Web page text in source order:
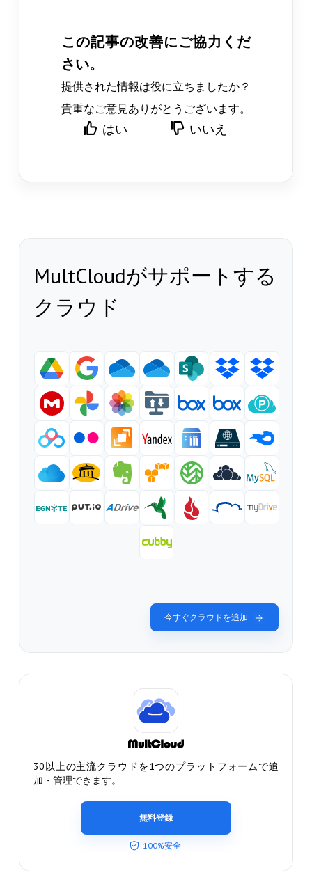
この記事の改善にご協力くだ
さい。
提供された情報は役に立ちましたか？
貴重なご意見ありがとうございます。
はい いいえ
MultCloudがサポートする
クラウド
今すぐクラウドを追加
30以上の主流クラウドを1つのプラットフォームで追
加・管理できます。
無料登録
100%安全